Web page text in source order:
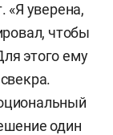
«Я уверена,
чтобы
этого ему
один